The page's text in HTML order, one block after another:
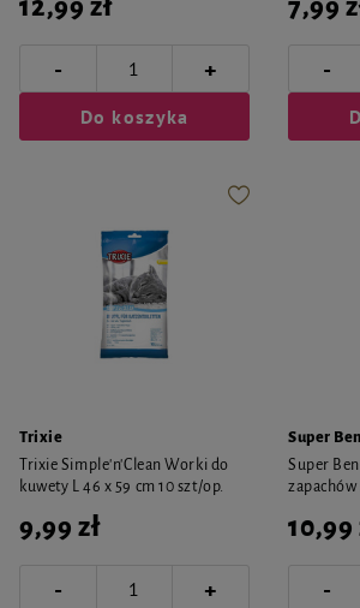
12,99 zł
- +
Do koszyka
7,99
-
Trixie
Trixie Simple'n'Clean Worki do
kuwety L 46 x 59 cm 10 szt/op.
9,99 zł
- +
Super
Super
zapachów
10,99
-